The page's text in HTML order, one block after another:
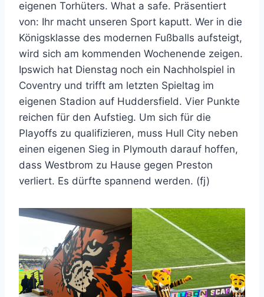
eigenen Torhüters. What a safe. Präsentiert
von: Ihr macht unseren Sport kaputt. Wer in die
Königsklasse des modernen Fußballs aufsteigt,
wird sich am kommenden Wochenende zeigen.
Ipswich hat Dienstag noch ein Nachholspiel in
Coventry und trifft am letzten Spieltag im
eigenen Stadion auf Huddersfield. Vier Punkte
reichen für den Aufstieg. Um sich für die
Playoffs zu qualifizieren, muss Hull City neben
einen eigenen Sieg in Plymouth darauf hoffen,
dass Westbrom zu Hause gegen Preston
verliert. Es dürfte spannend werden. (fj)